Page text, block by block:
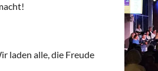
laden alle, die Freude